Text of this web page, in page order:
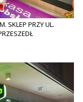
SKLEP PRZY UL.